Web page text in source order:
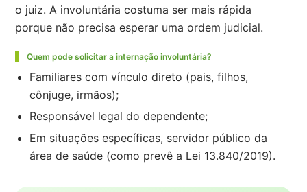
o juiz. A involuntária costuma ser mais rápida
porque não precisa esperar uma ordem judicial.
Quem pode solicitar a internação involuntária?
Familiares com vínculo direto (pais, filhos,
cônjuge, irmãos);
Responsável legal do dependente;
Em situações específicas, servidor público da
área de saúde (como prevê a Lei 13.840/2019).